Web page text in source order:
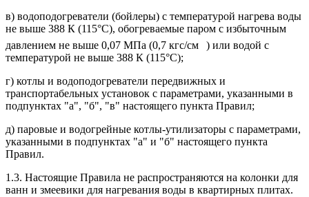
в) водоподогреватели (бойлеры) с температурой нагрева воды
не выше 388 К (115°С), обогреваемые паром с избыточным
давлением не выше 0,07 МПа (0,7 кгс/см
) или водой с
температурой не выше 388 К (115°С);
г) котлы и водоподогреватели передвижных и
транспортабельных установок с параметрами, указанными в
подпунктах "а", "б", "в" настоящего пункта Правил;
д) паровые и водогрейные котлы-утилизаторы с параметрами,
указанными в подпунктах "а" и "б" настоящего пункта
Правил.
1.3. Настоящие Правила не распространяются на колонки для
ванн и змеевики для нагревания воды в квартирных плитах.